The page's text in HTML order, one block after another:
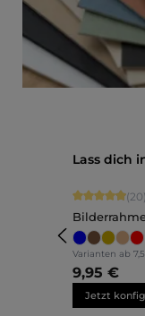
Lass dich
(20)
Ava
Varianten ab
9,95 €
Jetzt